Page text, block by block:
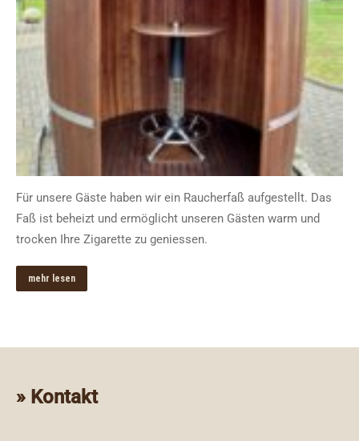
Für unsere Gäste haben wir ein Raucherfaß aufgestellt. Das
Faß ist beheizt und ermöglicht unseren Gästen warm und
trocken Ihre Zigarette zu geniessen.
mehr lesen
» Kontakt